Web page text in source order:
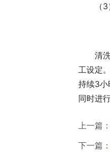
（
清
工设定
持续3小
同时进
上一篇：
下一篇：